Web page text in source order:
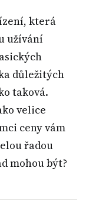
která
užívání
důležitých
taková.
velice
ceny vám
řadou
mohou být?